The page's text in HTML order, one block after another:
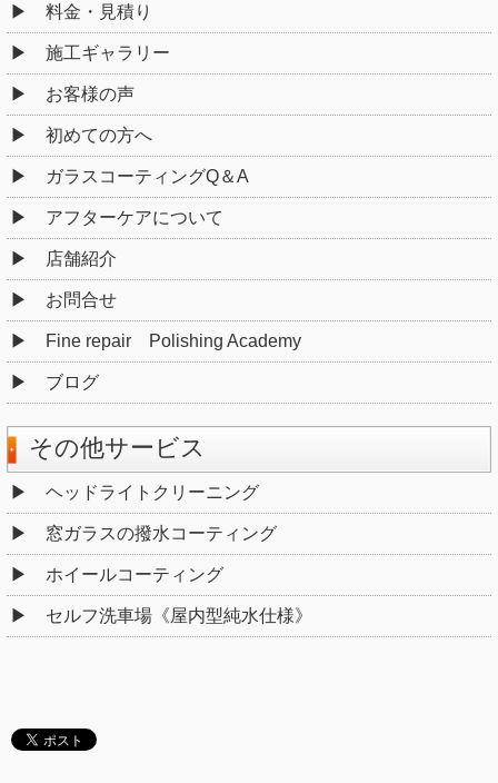
料金・見積り
施工ギャラリー
お客様の声
初めての方へ
ガラスコーティングQ＆A
アフターケアについて
店舗紹介
お問合せ
Fine repair Polishing Academy
ブログ
その他サービス
ヘッドライトクリーニング
窓ガラスの撥水コーティング
ホイールコーティング
セルフ洗車場《屋内型純水仕様》